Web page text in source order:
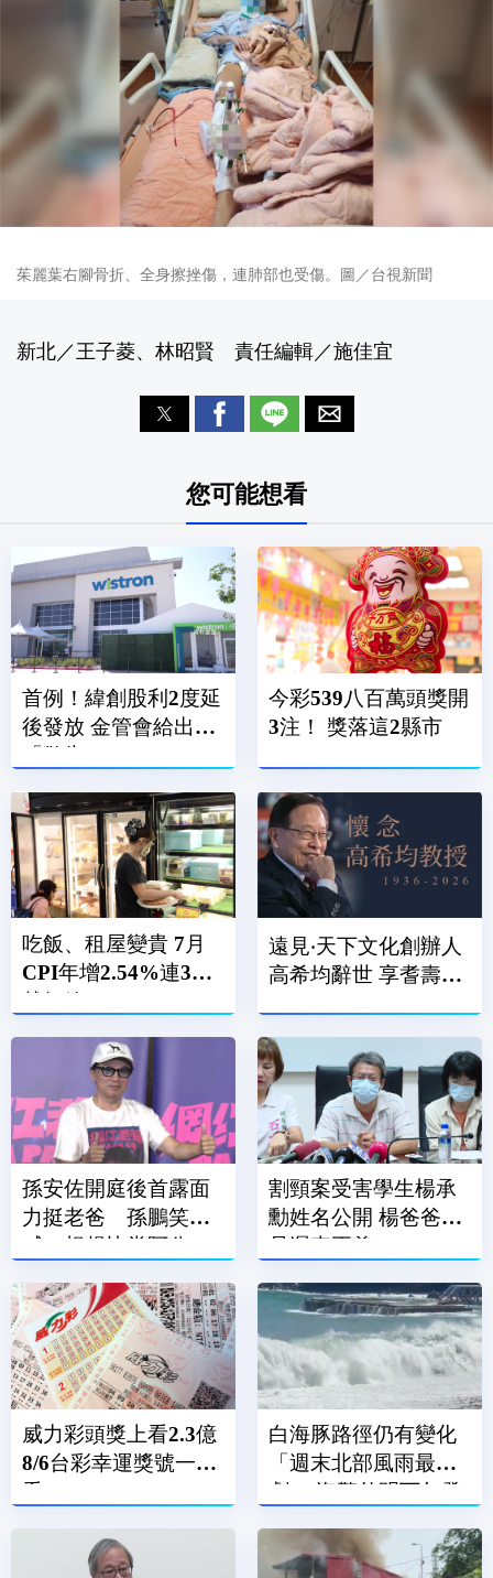
茱麗葉右腳骨折、全身擦挫傷，連肺部也受傷。圖／台視新聞
新北／王子菱、林昭賢 責任編輯／施佳宜
您可能想看
首例！緯創股利2度延
後發放 金管會給出
「警告」
今彩539八百萬頭獎開
3注！ 獎落這2縣市
吃飯、租屋變貴 7月
CPI年增2.54%連3月
越紅線
遠見‧天下文化創辦人
高希均辭世 享耆壽90
孫安佐開庭後首露面
力挺老爸 孫鵬笑
喊：想趕快當阿公
割頸案受害學生楊承
勳姓名公開 楊爸爸：
是遲來正義
威力彩頭獎上看2.3億
8/6台彩幸運獎號一次
看
白海豚路徑仍有變化
「週末北部風雨最
劇」 海警估明下午發